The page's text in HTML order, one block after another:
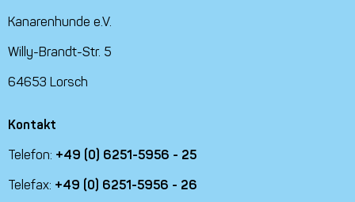
Kanarenhunde e.V.
Willy-Brandt-Str. 5
64653 Lorsch
Kontakt
Telefon: +49 (0) 6251-5956 - 25
Telefax: +49 (0) 6251-5956 - 26